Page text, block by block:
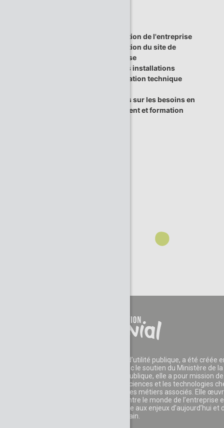
Présentation de l'entreprise
Présentation du site de
l'entreprise
Visite des installations
Installation technique
Echanges sur les besoins en
recrutement et formation
La Fondation CGénial, reconnue d’utilité publique, a été créée
2006 par des entreprises et avec le soutien du Ministère de la
Recherche. Reconnue d’utilité publique, elle a pour mission de
développer l'appétence pour les sciences et les technologies
les jeunes et leur faire découvrir les métiers associés. Elle
également au rapprochement entre le monde de l’entreprise
celui de l’éducation pour faire face aux enjeux d’aujourd’hui et
demain.